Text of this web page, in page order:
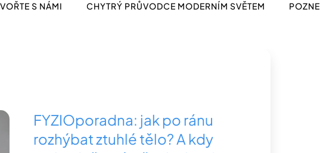
S NÁMI CHYTRÝ PRŮVODCE MODERNÍM SVĚTEM
FYZIOporadna: jak po ránu
rozhýbat ztuhlé tělo? A kdy